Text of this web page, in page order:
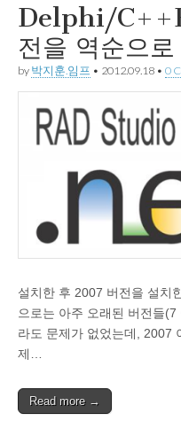
Delphi/
전을 역순으
by 박지훈.임프 • 2012.09.18 • 0
설치한 후 2007 버전을 설치
으로는 아주 오래된 버전들
라도 문제가 없었는데, 2007
제…
Read more →